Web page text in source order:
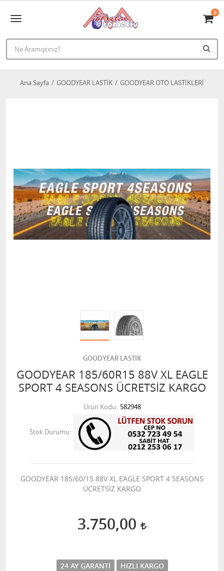
0
Ana Sayfa GOODYEAR LASTİK GOODYEAR OTO LASTİKLERİ
GOODYEAR LASTİK
GOODYEAR 185/60R15 88V XL EAGLE
SPORT 4 SEASONS ÜCRETSİZ KARGO
Ürün Kodu 582948
Stok Durumu
GOODYEAR 185/60/15 88V XL EAGLE SPORT 4 SEASONS
ÜCRETSİZ KARGO
3.750,00
24 AY GARANTI HIZLI KARGO